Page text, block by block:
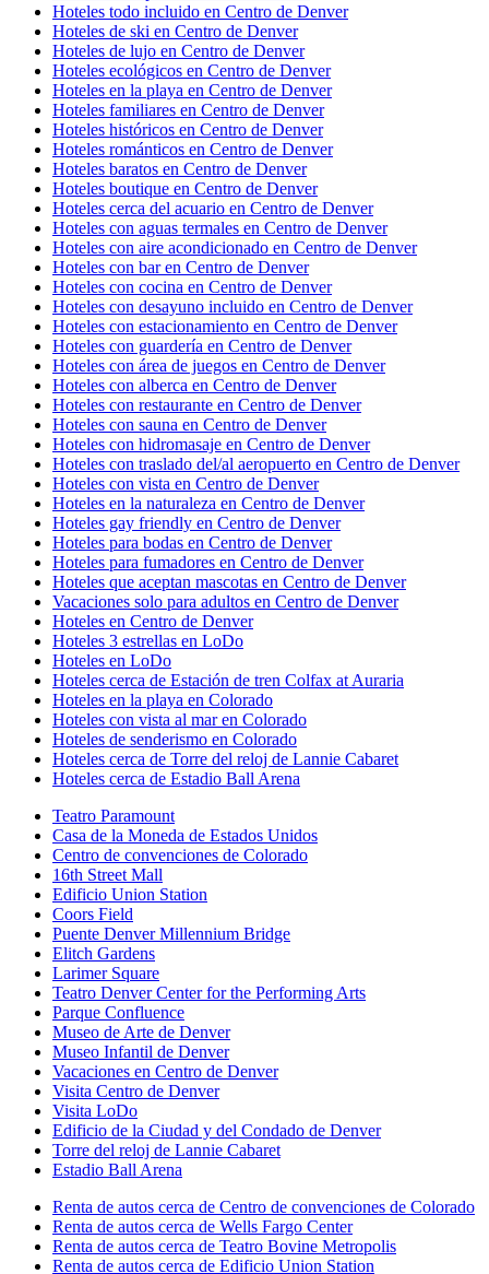
Hoteles todo incluido en Centro de Denver
Hoteles de ski en Centro de Denver
Hoteles de lujo en Centro de Denver
Hoteles ecológicos en Centro de Denver
Hoteles en la playa en Centro de Denver
Hoteles familiares en Centro de Denver
Hoteles históricos en Centro de Denver
Hoteles románticos en Centro de Denver
Hoteles baratos en Centro de Denver
Hoteles boutique en Centro de Denver
Hoteles cerca del acuario en Centro de Denver
Hoteles con aguas termales en Centro de Denver
Hoteles con aire acondicionado en Centro de Denver
Hoteles con bar en Centro de Denver
Hoteles con cocina en Centro de Denver
Hoteles con desayuno incluido en Centro de Denver
Hoteles con estacionamiento en Centro de Denver
Hoteles con guardería en Centro de Denver
Hoteles con área de juegos en Centro de Denver
Hoteles con alberca en Centro de Denver
Hoteles con restaurante en Centro de Denver
Hoteles con sauna en Centro de Denver
Hoteles con hidromasaje en Centro de Denver
Hoteles con traslado del/al aeropuerto en Centro de Denver
Hoteles con vista en Centro de Denver
Hoteles en la naturaleza en Centro de Denver
Hoteles gay friendly en Centro de Denver
Hoteles para bodas en Centro de Denver
Hoteles para fumadores en Centro de Denver
Hoteles que aceptan mascotas en Centro de Denver
Vacaciones solo para adultos en Centro de Denver
Hoteles en Centro de Denver
Hoteles 3 estrellas en LoDo
Hoteles en LoDo
Hoteles cerca de Estación de tren Colfax at Auraria
Hoteles en la playa en Colorado
Hoteles con vista al mar en Colorado
Hoteles de senderismo en Colorado
Hoteles cerca de Torre del reloj de Lannie Cabaret
Hoteles cerca de Estadio Ball Arena
Teatro Paramount
Casa de la Moneda de Estados Unidos
Centro de convenciones de Colorado
16th Street Mall
Edificio Union Station
Coors Field
Puente Denver Millennium Bridge
Elitch Gardens
Larimer Square
Teatro Denver Center for the Performing Arts
Parque Confluence
Museo de Arte de Denver
Museo Infantil de Denver
Vacaciones en Centro de Denver
Visita Centro de Denver
Visita LoDo
Edificio de la Ciudad y del Condado de Denver
Torre del reloj de Lannie Cabaret
Estadio Ball Arena
Renta de autos cerca de Centro de convenciones de Colorado
Renta de autos cerca de Wells Fargo Center
Renta de autos cerca de Teatro Bovine Metropolis
Renta de autos cerca de Edificio Union Station